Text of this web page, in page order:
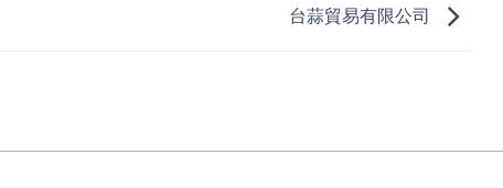
台蒜貿易有限公司